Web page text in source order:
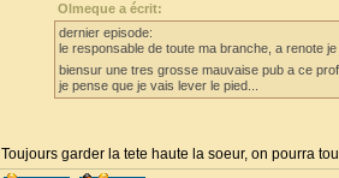
Olmeque a écrit:
dernier episode:
le responsable de toute ma branche, a renote
biensur une tres grosse mauvaise pub a ce
je pense que je vais lever le pied...
Toujours garder la tete haute la soeur, on pourra